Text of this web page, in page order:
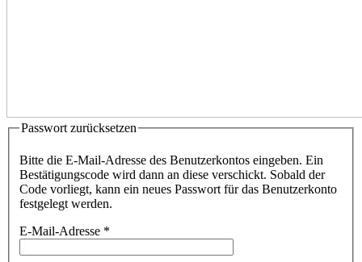
Passwort zurücksetzen
Bitte die E-Mail-Adresse des Benutzerkontos eingeben. Ein
Bestätigungscode wird dann an diese verschickt. Sobald der
Code vorliegt, kann ein neues Passwort für das Benutzerkonto
festgelegt werden.
E-Mail-Adresse *